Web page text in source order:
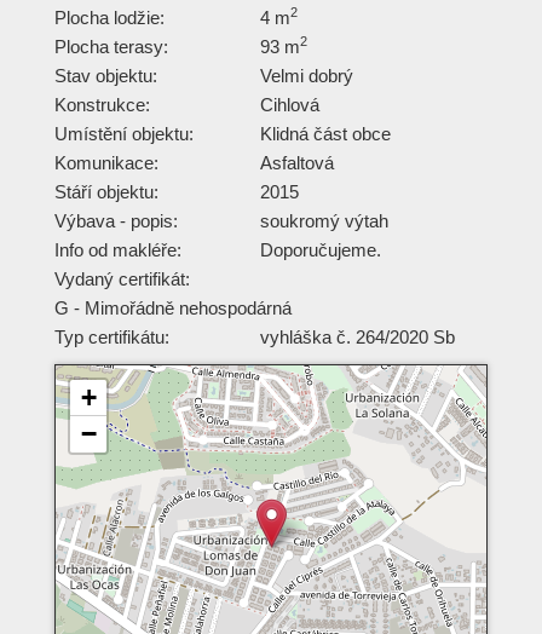
Plocha lodžie: 4 m2
Plocha terasy: 93 m2
Stav objektu:
Velmi dobrý
Konstrukce:
Cihlová
Umístění objektu:
Klidná část obce
Komunikace:
Asfaltová
Stáří objektu:
2015
Výbava - popis:
soukromý výtah
Info od makléře:
Doporučujeme.
Vydaný certifikát:
G - Mimořádně nehospodárná
Typ certifikátu:
vyhláška č. 264/2020 Sb
+
−